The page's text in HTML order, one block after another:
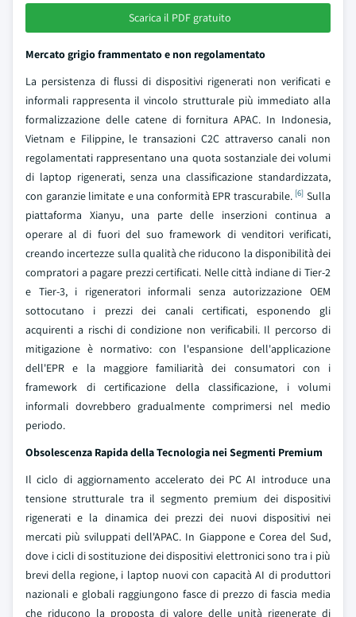
Scarica il PDF gratuito
Mercato grigio frammentato e non regolamentato
La persistenza di flussi di dispositivi rigenerati non verificati e
informali rappresenta il vincolo strutturale più immediato alla
formalizzazione delle catene di fornitura APAC. In Indonesia,
Vietnam e Filippine, le transazioni C2C attraverso canali non
regolamentati rappresentano una quota sostanziale dei volumi
di laptop rigenerati, senza una classificazione standardizzata,
con garanzie limitate e una conformità EPR trascurabile. [6] Sulla
piattaforma Xianyu, una parte delle inserzioni continua a
operare al di fuori del suo framework di venditori verificati,
creando incertezze sulla qualità che riducono la disponibilità dei
compratori a pagare prezzi certificati. Nelle città indiane di Tier-2
e Tier-3, i rigeneratori informali senza autorizzazione OEM
sottocutano i prezzi dei canali certificati, esponendo gli
acquirenti a rischi di condizione non verificabili. Il percorso di
mitigazione è normativo: con l'espansione dell'applicazione
dell'EPR e la maggiore familiarità dei consumatori con i
framework di certificazione della classificazione, i volumi
informali dovrebbero gradualmente comprimersi nel medio
periodo.
Obsolescenza Rapida della Tecnologia nei Segmenti Premium
Il ciclo di aggiornamento accelerato dei PC AI introduce una
tensione strutturale tra il segmento premium dei dispositivi
rigenerati e la dinamica dei prezzi dei nuovi dispositivi nei
mercati più sviluppati dell'APAC. In Giappone e Corea del Sud,
dove i cicli di sostituzione dei dispositivi elettronici sono tra i più
brevi della regione, i laptop nuovi con capacità AI di produttori
nazionali e globali raggiungono fasce di prezzo di fascia media
che riducono la proposta di valore delle unità rigenerate di